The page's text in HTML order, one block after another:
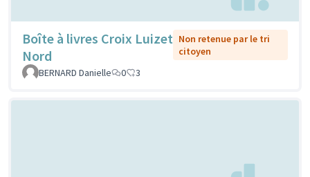
Boîte à livres Croix Luizet
Nord
Non retenue par le tri
citoyen
BERNARD Danielle
0 3